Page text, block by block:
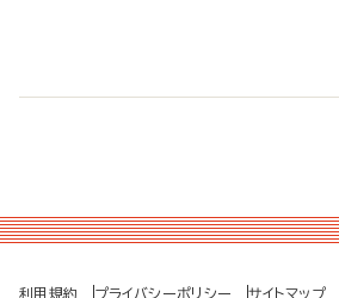
利用規約 プライバシーポリシー サイトマップ